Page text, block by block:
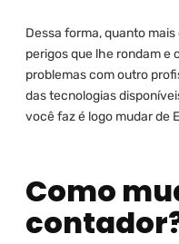
Dessa forma, quanto
perigos que lhe rondam e
problemas com outro
das tecnologias
você faz é logo mudar de
Como